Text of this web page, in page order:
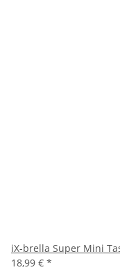
iX-brella Super Mini
18,99 € *